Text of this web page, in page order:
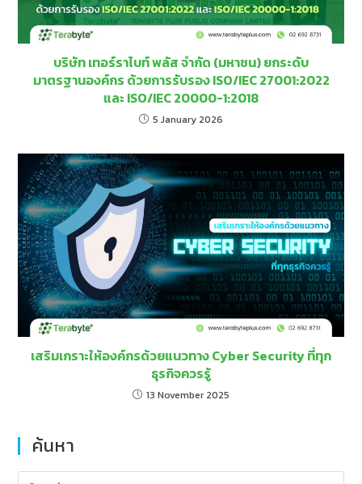
บริษัท เทอร์ราไบท์ พลัส จำกัด (มหาชน) ยกระดับ
มาตรฐานองค์กร ด้วยการรับรอง ISO/IEC 27001:2022
และ ISO/IEC 20000-1:2018
5 January 2026
เสริมเกราะให้องค์กรด้วยแนวทาง Cyber Security ที่ทุก
ธุรกิจควรรู้
13 November 2025
ค้นหา